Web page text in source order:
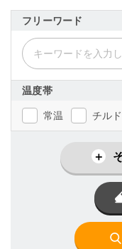
フリーワード
温度帯
常温 チルド